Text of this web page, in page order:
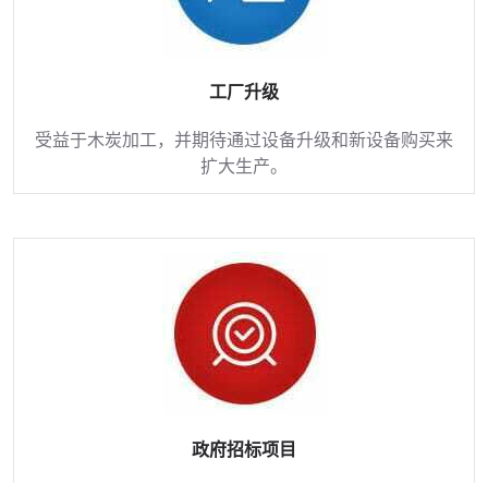
工厂升级
受益于木炭加工，并期待通过设备升级和新设备购买来
扩大生产。
政府招标项目